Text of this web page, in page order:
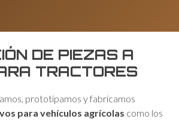
DE PIEZAS A
TRACTORES
prototipamos y fabricamos
para vehículos agrícolas como los